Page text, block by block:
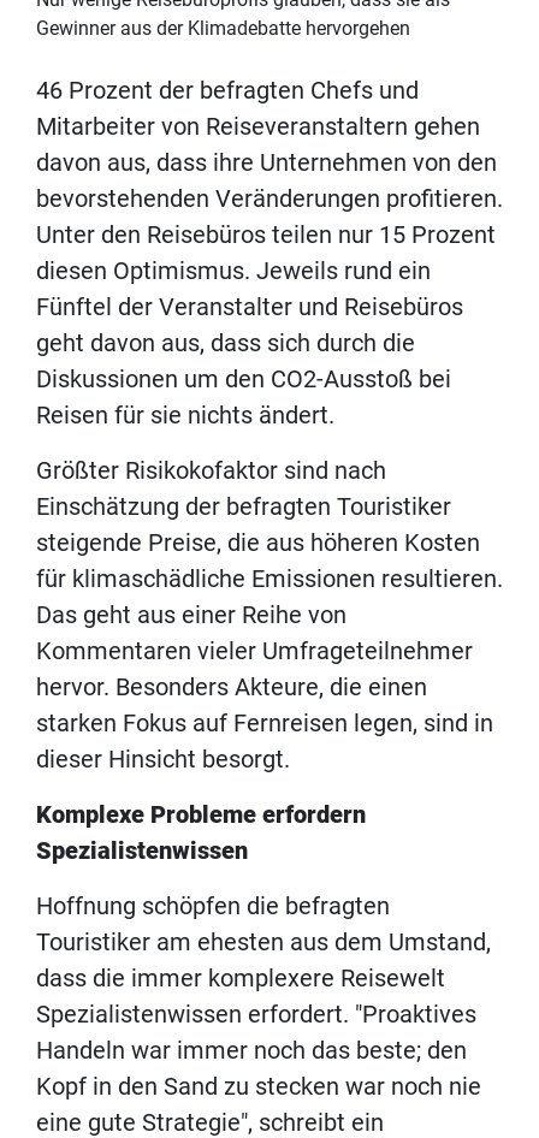
Gewinner aus der Klimadebatte hervorgehen
46 Prozent der befragten Chefs und
Mitarbeiter von Reiseveranstaltern gehen
davon aus, dass ihre Unternehmen von den
bevorstehenden Veränderungen profitieren.
Unter den Reisebüros teilen nur 15 Prozent
diesen Optimismus. Jeweils rund ein
Fünftel der Veranstalter und Reisebüros
geht davon aus, dass sich durch die
Diskussionen um den CO2-Ausstoß bei
Reisen für sie nichts ändert.
Größter Risikokofaktor sind nach
Einschätzung der befragten Touristiker
steigende Preise, die aus höheren Kosten
für klimaschädliche Emissionen resultieren.
Das geht aus einer Reihe von
Kommentaren vieler Umfrageteilnehmer
hervor. Besonders Akteure, die einen
starken Fokus auf Fernreisen legen, sind in
dieser Hinsicht besorgt.
Komplexe Probleme erfordern
Spezialistenwissen
Hoffnung schöpfen die befragten
Touristiker am ehesten aus dem Umstand,
dass die immer komplexere Reisewelt
Spezialistenwissen erfordert. "Proaktives
Handeln war immer noch das beste; den
Kopf in den Sand zu stecken war noch nie
eine gute Strategie", schreibt ein